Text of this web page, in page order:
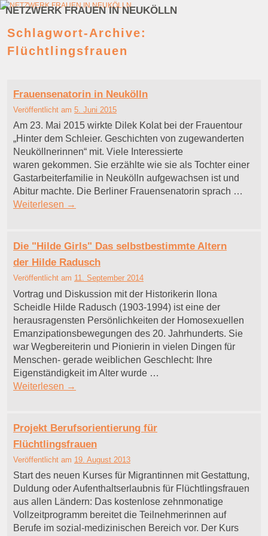
NETZWERK FRAUEN IN NEUKÖLLN
Zum Inhalt wechseln
Zum sekundären Inhalt wechseln
Schlagwort-Archive:
Flüchtlingsfrauen
Frauensenatorin in Neukölln
Veröffentlicht am 5. Juni 2015
Am 23. Mai 2015 wirkte Dilek Kolat bei der Frauentour
„Hinter dem Schleier. Geschichten von zugewanderten
Neuköllnerinnen“ mit. Viele Interessierte
waren gekommen. Sie erzählte wie sie als Tochter einer
Gastarbeiterfamilie in Neukölln aufgewachsen ist und
Abitur machte. Die Berliner Frauensenatorin sprach …
Weiterlesen →
Die "Hilde Girls" Das selbstbestimmte Altern
der Hilde Radusch
Veröffentlicht am 11. September 2014
Vortrag und Diskussion mit der Historikerin Ilona
Scheidle Hilde Radusch (1903-1994) ist eine der
herausragensten Persönlichkeiten der Homosexuellen
Emanzipationsbewegungen des 20. Jahrhunderts. Sie
war Wegbereiterin und Pionierin in vielen Dingen für
Menschen- gerade weiblichen Geschlecht: Ihre
Eigenständigkeit im Alter wurde …
Weiterlesen →
Projekt Berufsorientierung für
Flüchtlingsfrauen
Veröffentlicht am 19. August 2013
Start des neuen Kurses für Migrantinnen mit Gestattung,
Duldung oder Aufenthaltserlaubnis für Flüchtlingsfrauen
aus allen Ländern: Das kostenlose zehnmonatige
Vollzeitprogramm bereitet die Teilnehmerinnen auf
Berufe im sozial-medizinischen Bereich vor. Der Kurs